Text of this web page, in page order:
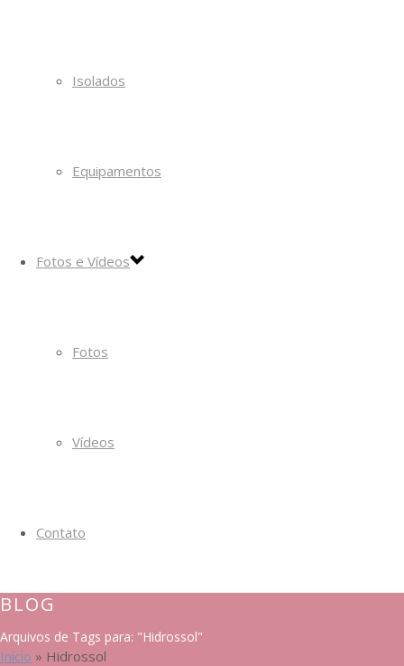
Isolados
Equipamentos
Fotos e Vídeos
Fotos
Vídeos
Contato
BLOG
Arquivos de Tags para: "Hidrossol"
Início » Hidrossol